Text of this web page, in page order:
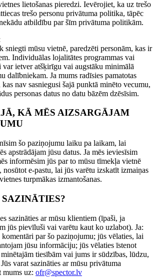
lietošanas pieredzi. Ievērojiet, ka uz trešo
trešo personu privātuma politika, tāpēc
atbildību par šīm privātuma politikām.
sniegti mūsu vietnē, paredzēti personām, kas ir
Individuālas lojalitātes programmas vai
ietver atšķirīgu vai augstāku minimālā
dalībniekam. Ja mums radīsies pamatotas
kas nav sasniegusi šajā punktā minēto vecumu,
personas datus no datu bāzēm dzēsīsim.
KĀ MĒS AIZSARGĀJAM
šo paziņojumu laiku pa laikam, lai
apstrādājam jūsu datus. Ja mēs ieviesīsim
informēsim jūs par to mūsu tīmekļa vietnē
e-pastu, lai jūs varētu izskatīt izmaiņas
turpmākas izmantošanas.
sazināties ar mūsu klientiem (īpaši, ja
jūs pievīluši vai varētu kaut ko uzlabot). Ja:
par šo paziņojumu; jūs vēlaties, lai
jūsu informāciju; jūs vēlaties īstenot
tiesībām vai jums ir sūdzības, lūdzu,
varat sazināties ar mūsu privātuma
mums uz: ofr@spector.lv